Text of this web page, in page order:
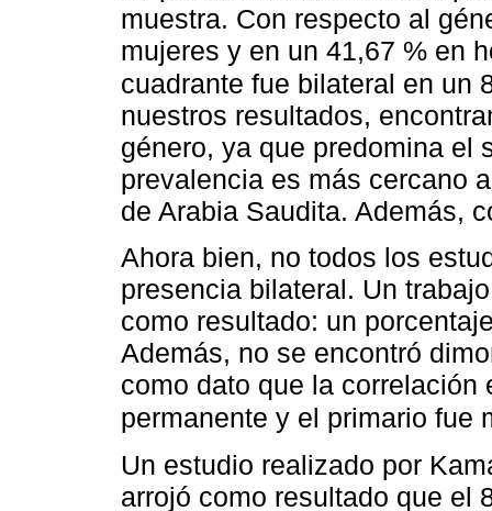
muestra. Con respecto al
mujeres y en un 41,67 % en
cuadrante fue bilateral en un
nuestros resultados,
género, ya que predomina el
prevalencia es más cercano
de Arabia Saudita. Además,
Ahora bien, no todos los
presencia bilateral. Un
como resultado: un
Además, no se encontró
como dato que la correlación
permanente y el primario fue
Un estudio realizado por
arrojó como resultado que el